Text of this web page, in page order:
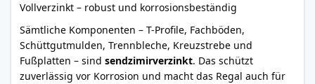
Vollverzinkt – robust und korrosionsbeständig
Sämtliche Komponenten – T-Profile, Fachböden,
Schüttgutmulden, Trennbleche, Kreuzstrebe und
Fußplatten – sind sendzimirverzinkt. Das schützt
zuverlässig vor Korrosion und macht das Regal auch für